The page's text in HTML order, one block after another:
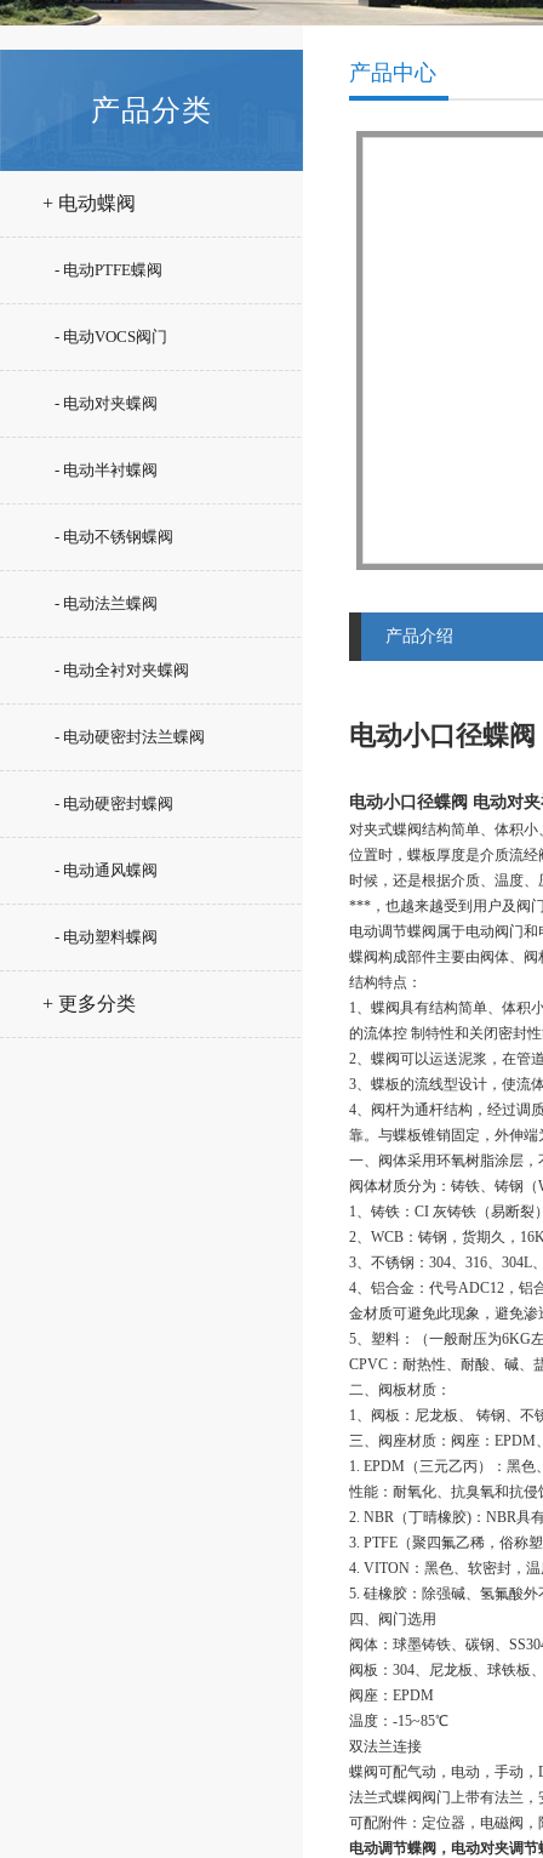
产品分类
+ 电动蝶阀
- 电动PTFE蝶阀
- 电动VOCS阀门
- 电动对夹蝶阀
- 电动半衬蝶阀
- 电动不锈钢蝶阀
- 电动法兰蝶阀
- 电动全衬对夹蝶阀
- 电动硬密封法兰蝶阀
- 电动硬密封蝶阀
- 电动通风蝶阀
- 电动塑料蝶阀
+ 更多分类
产品中心
产品介绍
电动小口径蝶
电动小口径蝶阀 电动对
对夹式蝶阀结构简单、体积
位置时，蝶板厚度是介质流
时候，还是根据介质、温度
***，也越来越受到用户及阀
电动调节蝶阀属于电动阀门
蝶阀构成部件主要由阀体、
结构特点：
1、蝶阀具有结构简单、体积
的流体控 制特性和关闭密封
2、蝶阀可以运送泥浆，在管
3、蝶板的流线型设计，使流
4、阀杆为通杆结构，经过调
靠。与蝶板锥销固定，外伸
一、阀体采用环氧树脂涂层，
阀体材质分为：铸铁、铸钢
1、铸铁：CI 灰铸铁（易断裂
2、WCB：铸钢，货期久，
3、不锈钢：304、316、304L
4、铝合金：代号ADC12，铝
金材质可避免此现象，避免渗
5、塑料：（一般耐压为6KG
CPVC：耐热性、耐酸、碱、
二、阀板材质：
1、阀板：尼龙板、 铸钢、不
三、阀座材质：阀座：EPDM
1. EPDM（三元乙丙）：黑
性能：耐氧化、抗臭氧和抗
2. NBR（丁晴橡胶)：NBR具
3. PTFE（聚四氟乙稀，俗称
4. VITON：黑色、软密封，
5. 硅橡胶：除强碱、氢氟酸
四、阀门选用
阀体：球墨铸铁、碳钢、
阀板：304、尼龙板、球铁板
阀座：EPDM
温度：-15~85℃
双法兰连接
蝶阀可配气动，电动，手动
法兰式蝶阀阀门上带有法兰
可配附件：定位器，电磁阀
电动调节蝶阀，电动对夹调节